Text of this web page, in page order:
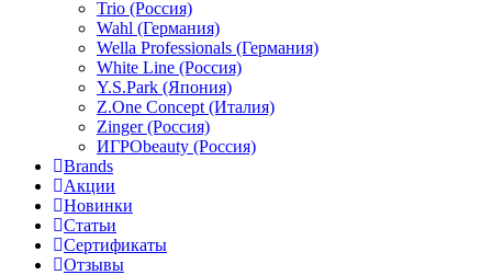
Trio (Россия)
Wahl (Германия)
Wella Professionals (Германия)
White Line (Россия)
Y.S.Park (Япония)
Z.One Concept (Италия)
Zinger (Россия)
ИГРОbeauty (Россия)
Brands
Акции
Новинки
Статьи
Сертификаты
Отзывы